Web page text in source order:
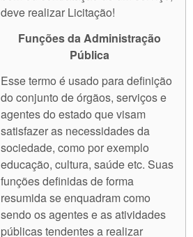
deve realizar Licitação!
Funções da Administração
Pública
Esse termo é usado para definição
do conjunto de órgãos, serviços e
agentes do estado que visam
satisfazer as necessidades da
sociedade, como por exemplo
educação, cultura, saúde etc. Suas
funções definidas de forma
resumida se enquadram como
sendo os agentes e as atividades
públicas tendentes a realizar